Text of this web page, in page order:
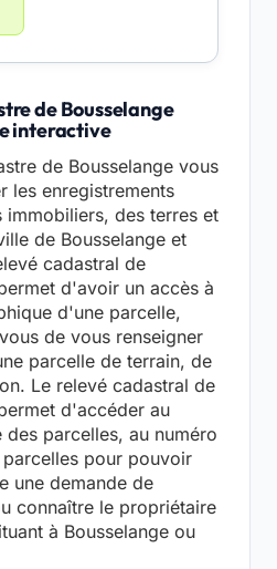
de Bousselange
interactive
de Bousselange vous
les enregistrements
immobiliers, des terres et
de Bousselange et
cadastral de
d'avoir un accès à
d'une parcelle,
de vous renseigner
parcelle de terrain, de
Le relevé cadastral de
d'accéder au
parcelles, au numéro
pour pouvoir
une demande de
connaître le propriétaire
à Bousselange ou